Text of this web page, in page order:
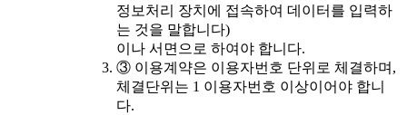
정보처리 장치에 접속하여 데이터를 입력하
는 것을 말합니다)
이나 서면으로 하여야 합니다.
③ 이용계약은 이용자번호 단위로 체결하며,
체결단위는 1 이용자번호 이상이어야 합니
다.